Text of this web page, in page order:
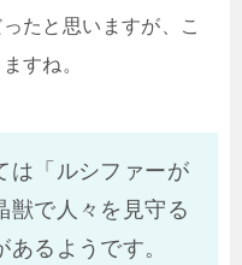
たと思いますが、こ
すね。
は「ルシファーが
獣で人々を見守る
るようです。